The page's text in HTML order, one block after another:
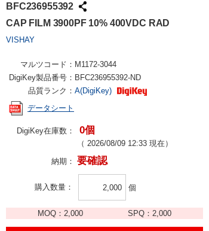
BFC236955392
CAP FILM 3900PF 10% 400VDC RAD
VISHAY
マルツコード： M1172-3044
DigiKey製品番号： BFC236955392-ND
品質ランク： A(DigiKey)
データシート
DigiKey在庫数： 0個
（ 2026/08/09 12:33 現在）
納期： 要確認
購入数量 個
MOQ： 2,000 SPQ：2,000